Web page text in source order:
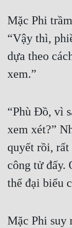
Mặc Phi
“Vậy thì,
dựa theo
xem.”
“Phù Đồ, vì
xem xét?”
quyết rồi,
công tử đấy.
thể đại biểu
Mặc Phi